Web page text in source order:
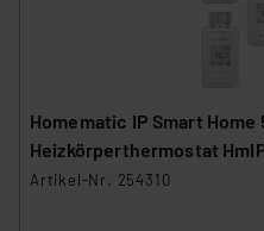
führen, dass die
„Einige Drittanbieter
Daten in den USA. Ihre
Cookies dieser
die Verarbeitung Ihrer
Homematic IP Smart Home
Heizkörperthermostat
Artikel-Nr. 254310